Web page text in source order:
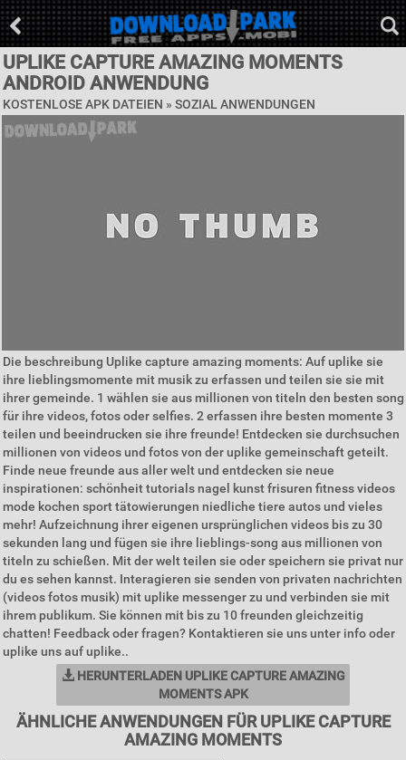
UPLIKE CAPTURE AMAZING MOMENTS
ANDROID ANWENDUNG
KOSTENLOSE APK DATEIEN » SOZIAL ANWENDUNGEN
Die beschreibung Uplike capture amazing moments: Auf uplike sie
ihre lieblingsmomente mit musik zu erfassen und teilen sie sie mit
ihrer gemeinde. 1 wählen sie aus millionen von titeln den besten song
für ihre videos, fotos oder selfies. 2 erfassen ihre besten momente 3
teilen und beeindrucken sie ihre freunde! Entdecken sie durchsuchen
millionen von videos und fotos von der uplike gemeinschaft geteilt.
Finde neue freunde aus aller welt und entdecken sie neue
inspirationen: schönheit tutorials nagel kunst frisuren fitness videos
mode kochen sport tätowierungen niedliche tiere autos und vieles
mehr! Aufzeichnung ihrer eigenen ursprünglichen videos bis zu 30
sekunden lang und fügen sie ihre lieblings-song aus millionen von
titeln zu schießen. Mit der welt teilen sie oder speichern sie privat nur
du es sehen kannst. Interagieren sie senden von privaten nachrichten
(videos fotos musik) mit uplike messenger zu und verbinden sie mit
ihrem publikum. Sie können mit bis zu 10 freunden gleichzeitig
chatten! Feedback oder fragen? Kontaktieren sie uns unter info oder
uplike uns auf uplike..
HERUNTERLADEN UPLIKE CAPTURE AMAZING
MOMENTS APK
ÄHNLICHE ANWENDUNGEN FÜR UPLIKE CAPTURE
AMAZING MOMENTS